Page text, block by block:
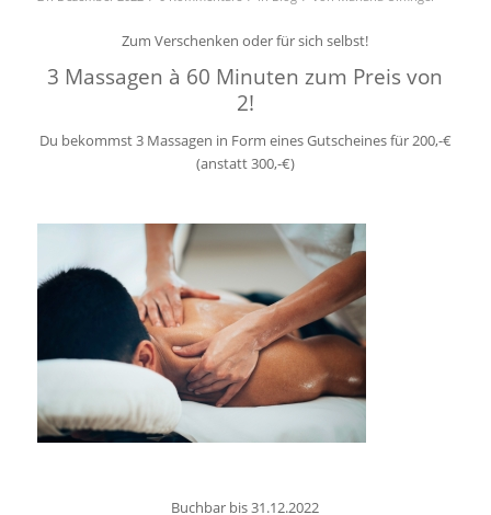
Zum Verschenken oder für sich selbst!
3 Massagen à 60 Minuten zum Preis von
2!
Du bekommst 3 Massagen in Form eines Gutscheines für 200,-€
(anstatt 300,-€)
Buchbar bis 31.12.2022